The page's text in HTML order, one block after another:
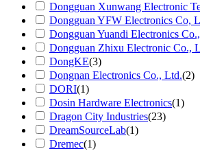
Dongguan Xunwang Electronic
Dongguan YFW Electronics Co,
Dongguan Yuandi Electronics
Dongguan Zhixu Electronic Co.,
DongKE(3)
Dongnan Electronics Co., Ltd.(2)
DORI(1)
Dosin Hardware Electronics(1)
Dragon City Industries(23)
DreamSourceLab(1)
Dremec(1)